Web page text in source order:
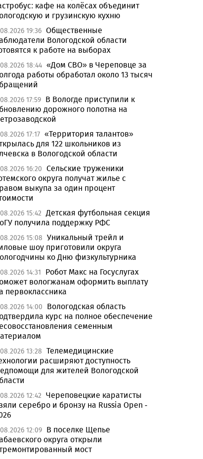
кафе на колёсах объединит
и грузинскую кухню
19:36 Общественные
Вологодской области
к работе на выборах
18:44 «Дом СВО» в Череповце за
работы обработал около 13 тысяч
17:59 В Вологде приступили к
дорожного полотна на
17:17 «Территория талантов»
для 122 школьников из
в Вологодской области
16:20 Сельские труженики
округа получат жилье с
выкупа за один процент
15:42 Детская футбольная секция
получила поддержку РФС
15:08 Уникальный трейл и
шоу приготовили округа
ко Дню физкультурника
14:31
Робот Макс на Госуслугах
вологжанам оформить выплату
первоклассника
14:00
Вологодская область
курс на полное обеспечение
семенным
13:28 Телемедицинские
расширяют доступность
для жителей Вологодской
12:42 Череповецкие каратисты
серебро и бронзу на Russia Open -
12:09 В поселке Щепье
округа открыли
мост